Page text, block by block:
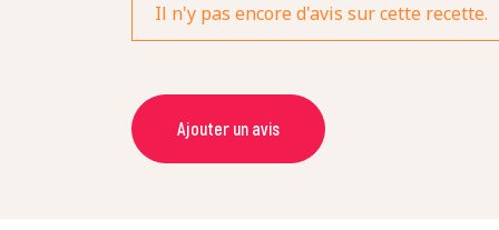
Il n'y pas encore d'avis sur cette recette.
Ajouter un avis
NOM *